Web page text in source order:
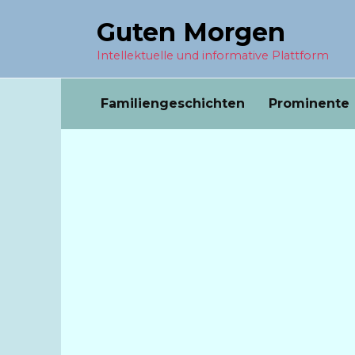
Guten Morgen
Intellektuelle und informative Plattform
Familiengeschichten Prominente